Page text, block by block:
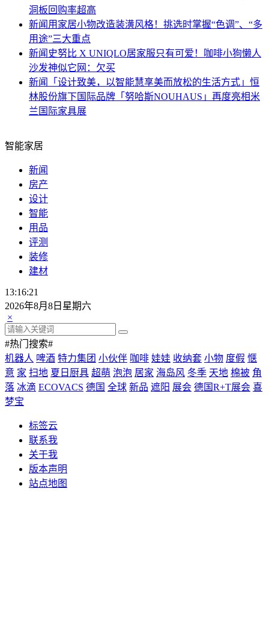
洞板回购率超高
新闻 用家居小物改造装潢风格！挑选时掌握“色调”、“多
用途”三大重点
新闻 史努比 X UNIQLO居家服只有可爱！咖啡小狗懒人
沙发神似它网：欠买
新闻
「设计致美，以智能慧享美而放松的生活方式」恒
林股份旗下国际品牌「努哈斯NOUHAUS」再度亮相米
兰国际家具展
智能家居
新闻
房产
设计
智能
用品
评测
装修
建材
13:16:22
2026年8月8日星期六
×
#热门搜索#
机器人 啤酒 特力集团 小伙伴 咖啡 娃娃 收纳套 小物 度假 惬
意 家 扫地 夏日厨具 超萌 泡泡 居家 海岛风 冬季 天地 棉被 角
落 冰滴 ECOVACS 德国 全球 新品 遮阳 展会 德国R+T展会 喜
梦宝
标签云
联系我
关于我
版本声明
站点地图